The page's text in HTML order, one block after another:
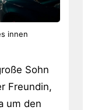
innen
Sohn
Freundin,
um den